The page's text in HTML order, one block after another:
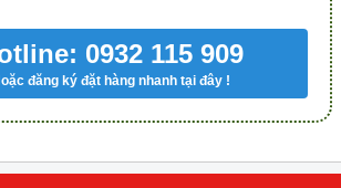
0932 115 909
đăng ký đặt hàng nhanh tại đây !